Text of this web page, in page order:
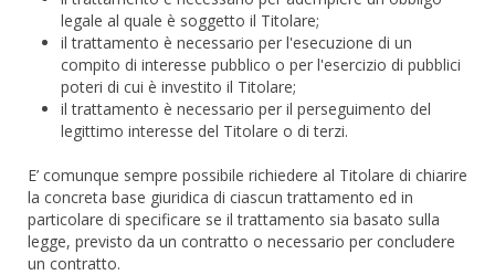
legale al quale è soggetto il Titolare;
il trattamento è necessario per l'esecuzione di un
compito di interesse pubblico o per l'esercizio di pubblici
poteri di cui è investito il Titolare;
il trattamento è necessario per il perseguimento del
legittimo interesse del Titolare o di terzi.
E’ comunque sempre possibile richiedere al Titolare di chiarire
la concreta base giuridica di ciascun trattamento ed in
particolare di specificare se il trattamento sia basato sulla
legge, previsto da un contratto o necessario per concludere
un contratto.